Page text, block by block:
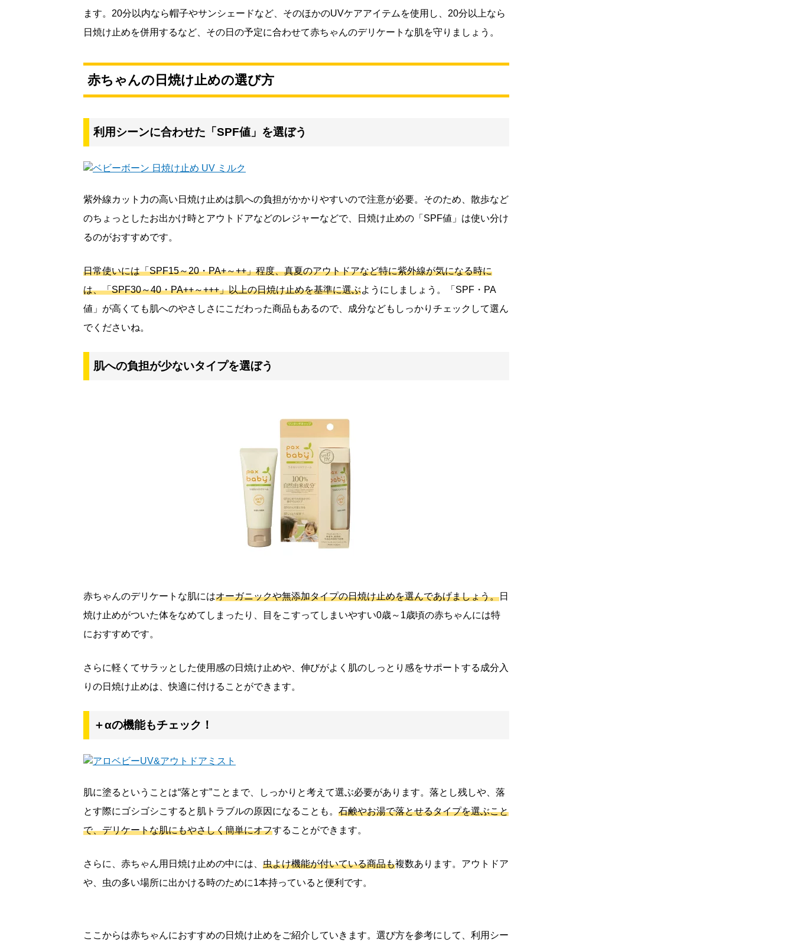
ます。20分以内なら帽子やサンシェードなど、そのほかのUVケアアイテムを使用し、20分以上なら
日焼け止めを併用するなど、その日の予定に合わせて赤ちゃんのデリケートな肌を守りましょう。
赤ちゃんの日焼け止めの選び方
利用シーンに合わせた「SPF値」を選ぼう
紫外線カット力の高い日焼け止めは肌への負担がかかりやすいので注意が必要。そのため、散歩など
のちょっとしたお出かけ時とアウトドアなどのレジャーなどで、日焼け止めの「SPF値」は使い分け
るのがおすすめです。
日常使いには「SPF15～20・PA+～++」程度、真夏のアウトドアなど特に紫外線が気になる時に
は、「SPF30～40・PA++～+++」以上の日焼け止めを基準に選ぶようにしましょう。「SPF・PA
値」が高くても肌へのやさしさにこだわった商品もあるので、成分などもしっかりチェックして選ん
でくださいね。
肌への負担が少ないタイプを選ぼう
赤ちゃんのデリケートな肌にはオーガニックや無添加タイプの日焼け止めを選んであげましょう。日
焼け止めがついた体をなめてしまったり、目をこすってしまいやすい0歳～1歳頃の赤ちゃんには特
におすすめです。
さらに軽くてサラッとした使用感の日焼け止めや、伸びがよく肌のしっとり感をサポートする成分入
りの日焼け止めは、快適に付けることができます。
＋αの機能もチェック！
肌に塗るということは“落とす”ことまで、しっかりと考えて選ぶ必要があります。落とし残しや、落
とす際にゴシゴシこすると肌トラブルの原因になることも。 石鹸やお湯で落とせるタイプを選ぶこと
で、デリケートな肌にもやさしく簡単にオフすることができます。
さらに、赤ちゃん用日焼け止めの中には、 虫よけ機能が付いている商品も複数あります。アウトドア
や、虫の多い場所に出かける時のために1本持っていると便利です。
ここからは赤ちゃんにおすすめの日焼け止めをご紹介していきます。選び方を参考にして、利用シー